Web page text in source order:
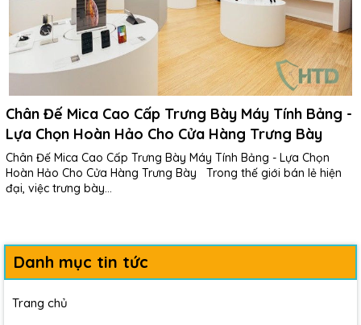
Chân Đế Mica Cao Cấp Trưng Bày Máy Tính Bảng -
Lựa Chọn Hoàn Hảo Cho Cửa Hàng Trưng Bày
Chân Đế Mica Cao Cấp Trưng Bày Máy Tính Bảng - Lựa Chọn
Hoàn Hảo Cho Cửa Hàng Trưng Bày Trong thế giới bán lẻ hiện
đại, việc trưng bày...
Danh mục tin tức
Trang chủ